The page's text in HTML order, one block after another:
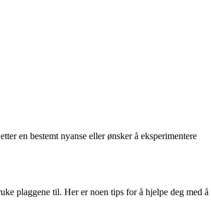
en bestemt nyanse eller ønsker å eksperimentere
plaggene til. Her er noen tips for å hjelpe deg med å